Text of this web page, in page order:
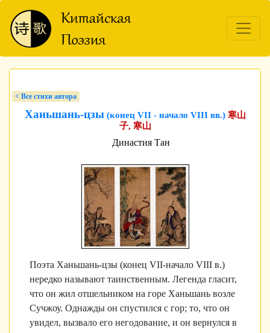
< Bсе стихи автора
Ханьшань-цзы (конец VII - начало VIII вв.) 寒山
子, 寒山
Династия Тан
Поэта Ханьшань-цзы (конец VII-начало VIII в.)
нередко называют таинственным. Легенда гласит,
что он жил отшельником на горе Ханьшань возле
Сучжоу. Однажды он спустился с гор; то, что он
увидел, вызвало его негодование, и он вернулся в